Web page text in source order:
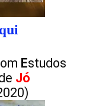
Estudos
Jó